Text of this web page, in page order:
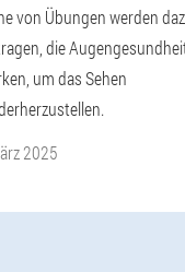
von Übungen werden
die
um das Sehen
2025